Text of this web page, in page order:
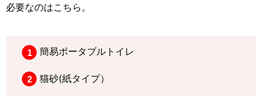
必要なのはこちら。
簡易ポータブルトイレ
猫砂(紙タイプ）